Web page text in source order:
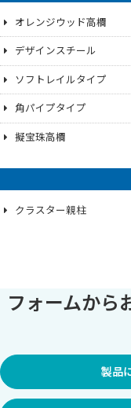
オレンジウッド高欄
デザインスチール
ソフトレイルタイプ
角パイプタイプ
擬宝珠高欄
クラスター親柱
フォームから
製品